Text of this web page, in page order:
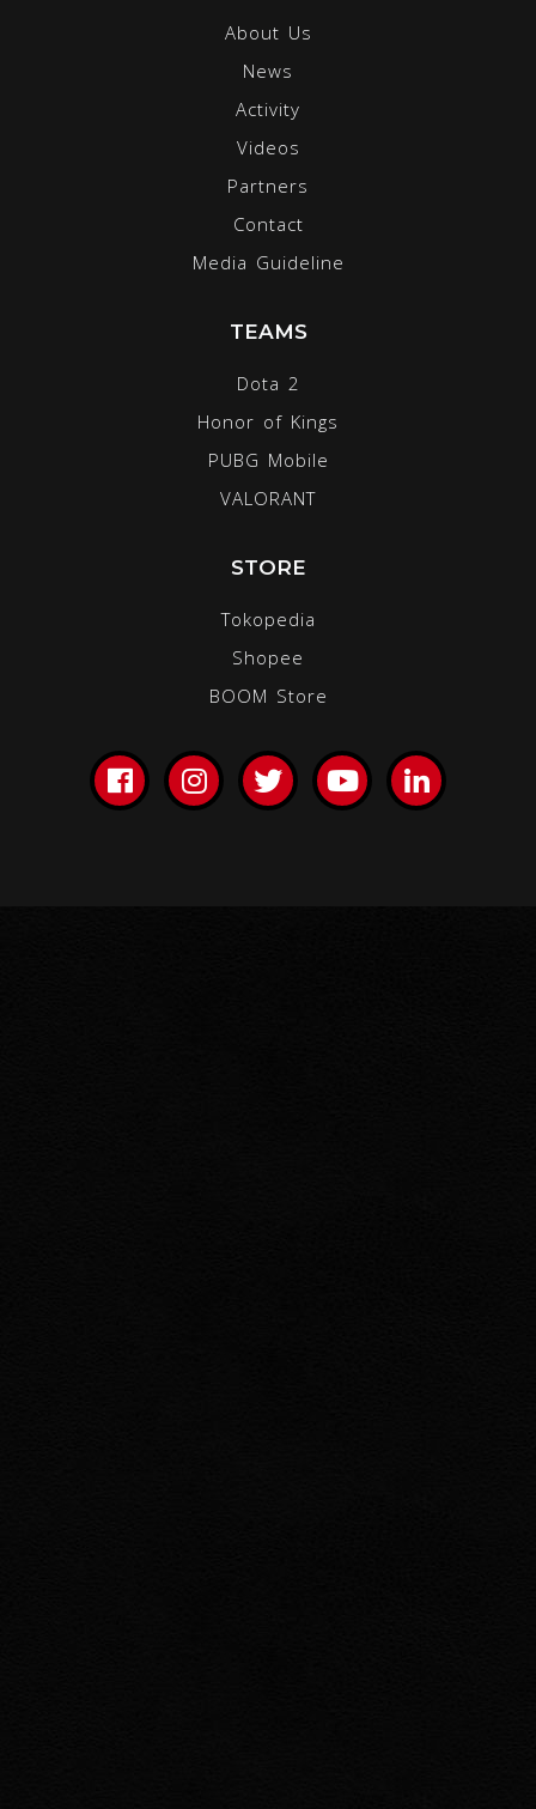
About Us
News
Activity
Videos
Partners
Contact
Media Guideline
TEAMS
Dota 2
Honor of Kings
PUBG Mobile
VALORANT
STORE
Tokopedia
Shopee
BOOM Store